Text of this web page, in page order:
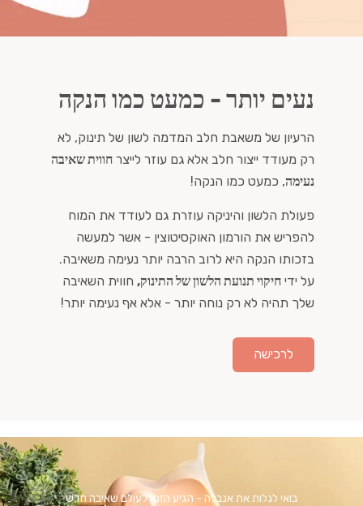
נעים יותר - כמעט כמו הנקה
הרעיון של משאבת חלב המדמה לשון של תינוק, לא
רק מעודד ייצור חלב אלא גם עוזר לייצר חווית שאיבה
נעימה, כמעט כמו הנקה!
פעולת הלשון והיניקה עוזרת גם לעודד את המוח
להפריש את הורמון האוקסיטוצין - אשר למעשה
בזכותו הנקה היא לרוב הרבה יותר נעימה משאיבה.
על ידי חיקוי תנועת הלשון של התינוק, חווית השאיבה
שלך תהיה לא רק נוחה יותר - אלא אף נעימה יותר!
לרכישה
בואי לגלות את אנבלה - הגיע הזמן לעולם שאיבה חדש